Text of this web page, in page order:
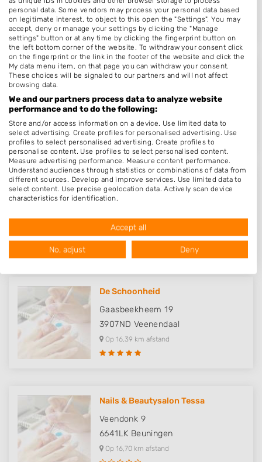
Op 15,55 km afstand
Nagelstyling Calluna
3956BE Leersum
Op 16,17 km afstand
Anithinagelstudio
Zuiderkruis 233
Op 16,31 km afstand
De Schoonheid
Gaasbeekheem 19
3907ND Veenendaal
Op 16,39 km afstand
Nails & Beautysalon Tessa
Veendonk 9
6641LK Beuningen
Op 16,70 km afstand
personal data. Some vendors may process your personal data based
on legitimate interest, to object to this open the "Settings". You may
accept, deny or manage your settings by clicking the "Manage
settings" button or at any time by clicking the fingerprint button on
the left bottom corner of the website. To withdraw your consent click
on the fingerprint or the link in the footer of the website and click the
My data menu item, on that page you can withdraw your consent.
These choices will be signaled to our partners and will not affect
browsing data.
We and our partners process data to analyze website
performance and to do the following:
Store and/or access information on a device. Use limited data to
select advertising. Create profiles for personalised advertising. Use
profiles to select personalised advertising. Create profiles to
personalise content. Use profiles to select personalised content.
Measure advertising performance. Measure content performance.
Understand audiences through statistics or combinations of data from
different sources. Develop and improve services. Use limited data to
select content. Use precise geolocation data. Actively scan device
characteristics for identification.
USA.
Your consent and the cookie policy applies solely to this website/app.
View Partner List (1016 IAB Vendors)
We use your data for the following purposes:
IAB processing purposes:
Store and/or access information on a device
Use limited data to select advertising
Create profiles for personalised advertising
Create profiles to personalise content
Use profiles to select personalised content
Measure advertising performance
Accept all
No, adjust Deny